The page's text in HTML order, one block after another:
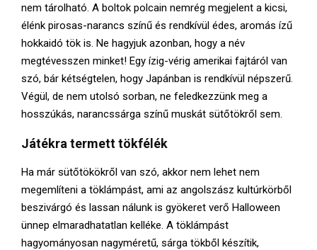
nem tárolható. A boltok polcain nemrég megjelent a kicsi,
élénk pirosas-narancs színű és rendkívül édes, aromás ízű
hokkaidó tök is. Ne hagyjuk azonban, hogy a név
megtévesszen minket! Egy ízig-vérig amerikai fajtáról van
szó, bár kétségtelen, hogy Japánban is rendkívül népszerű.
Végül, de nem utolsó sorban, ne feledkezzünk meg a
hosszúkás, narancssárga színű muskát sütőtökről sem.
Játékra termett tökfélék
Ha már sütőtökökről van szó, akkor nem lehet nem
megemlíteni a töklámpást, ami az angolszász kultúrkörből
beszivárgó és lassan nálunk is gyökeret verő Halloween
ünnep elmaradhatatlan kelléke. A töklámpást
hagyományosan nagyméretű, sárga tökből készítik,